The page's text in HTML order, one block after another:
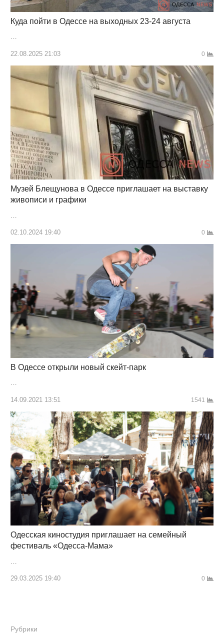
Куда пойти в Одессе на выходных 23-24 августа
22.08.2025 21:03 0
Музей Блещунова в Одессе приглашает на выставку
живописи и графики
02.10.2024 19:40 0
В Одессе открыли новый скейт-парк
…
14.09.2021 13:51 1541
Одесская киностудия приглашает на семейный
фестиваль «Одесса-Мама»
…
29.03.2025 19:40 0
Рубрики